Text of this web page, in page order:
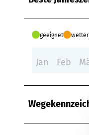
geeignet
Jan Feb